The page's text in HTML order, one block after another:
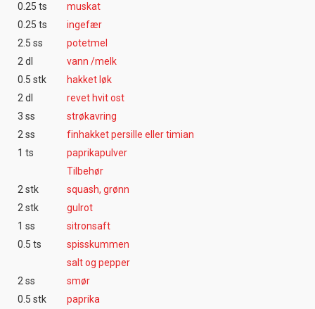
0.25 ts
muskat
0.25 ts
ingefær
2.5 ss
potetmel
2 dl
vann /melk
0.5 stk
hakket løk
2 dl
revet hvit ost
3 ss
strøkavring
2 ss
finhakket persille eller timian
1 ts
paprikapulver
Tilbehør
2 stk
squash, grønn
2 stk
gulrot
1 ss
sitronsaft
0.5 ts
spisskummen
salt og pepper
2 ss
smør
0.5 stk
paprika